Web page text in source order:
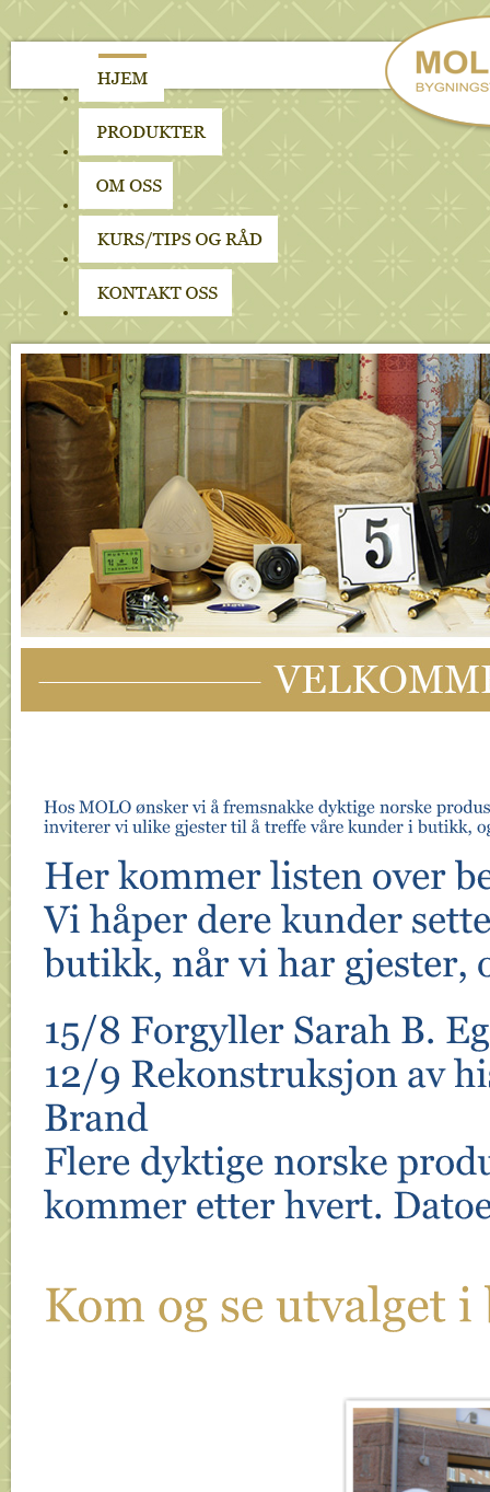
Hos MOLO ønsker vi å fremsnakke dyktige norske
inviterer vi ulike gjester til å treffe våre kunder i butikk,
Her
kommer listen besø
Vi hå dere kunder setter
butikk, har gjester,
8 Forgyller Sarah B. Eggen
Rekonstruksjon
Brand
Flere dyktige produsenter
kommer etter hvert. Datoer
Kom og se utvalget i